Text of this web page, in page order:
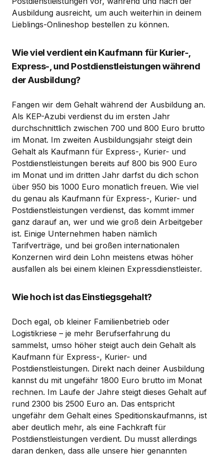
Ausbildung ausreicht, um auch weiterhin in deinem
Lieblings-Onlineshop bestellen zu können.
Wie viel verdient ein Kaufmann für Kurier-,
Express-, und Postdienstleistungen während
der Ausbildung?
Fangen wir dem Gehalt während der Ausbildung an.
Als KEP-Azubi verdienst du im ersten Jahr
durchschnittlich zwischen 700 und 800 Euro brutto
im Monat. Im zweiten Ausbildungsjahr steigt dein
Gehalt als Kaufmann für Express-, Kurier- und
Postdienstleistungen bereits auf 800 bis 900 Euro
im Monat und im dritten Jahr darfst du dich schon
über 950 bis 1000 Euro monatlich freuen. Wie viel
du genau als Kaufmann für Express-, Kurier- und
Postdienstleistungen verdienst, das kommt immer
ganz darauf an, wer und wie groß dein Arbeitgeber
ist. Einige Unternehmen haben nämlich
Tarifverträge, und bei großen internationalen
Konzernen wird dein Lohn meistens etwas höher
ausfallen als bei einem kleinen Expressdienstleister.
Wie hoch ist das Einstiegsgehalt?
Doch egal, ob kleiner Familienbetrieb oder
Logistikriese – je mehr Berufserfahrung du
sammelst, umso höher steigt auch dein Gehalt als
Kaufmann für Express-, Kurier- und
Postdienstleistungen. Direkt nach deiner Ausbildung
kannst du mit ungefähr 1800 Euro brutto im Monat
rechnen. Im Laufe der Jahre steigt dieses Gehalt auf
rund 2300 bis 2500 Euro an. Das entspricht
ungefähr dem Gehalt eines Speditionskaufmanns, ist
aber deutlich mehr, als eine Fachkraft für
Postdienstleistungen verdient. Du musst allerdings
daran denken, dass alle unsere hier genannten